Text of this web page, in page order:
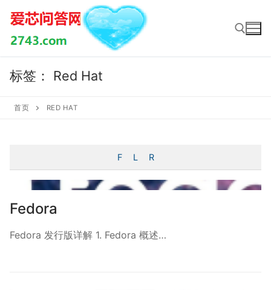
Skip
content
标签： Red Hat
首页 RED HAT
F L R
Fedora
Fedora 发行版详解 1. Fedora 概述…